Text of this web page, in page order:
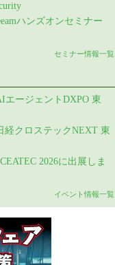
ハンズオンセミナー
セミナー情報一覧
エージェントDXPO 東
経クロステックNEXT 東
2026に出展しま
イベント情報一覧